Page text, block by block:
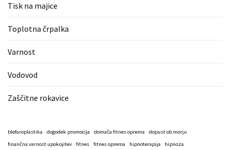
Tisk na majice
Toplotna črpalka
Varnost
Vodovod
Zaščitne rokavice
blefaroplastika dogodek promocija domača fitnes oprema
dopust ob morju
finančna varnost upokojitev
fitnes fitnes oprema hipnoterapija hipnoza